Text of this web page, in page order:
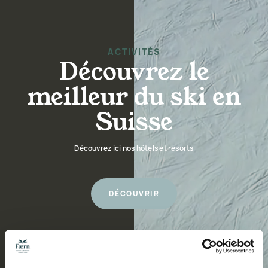
ACTIVITÉS
Découvrez le
meilleur du ski en
Suisse
Découvrez ici nos hôtels et resorts
DÉCOUVRIR